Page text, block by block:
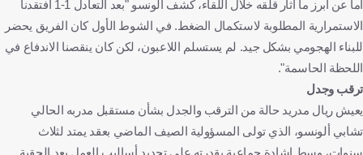
أما عن أبرز ما أثار قلقه خلال اللقاء، كشف ألونسو "بعد التعادل 1-1 افتقدنا
الاستمرارية المطلوبة لاستكمال الضغط. في الشوط الأول كان الفريق يحضر
للبناء الهجومي بشكل جيد. لم يستسلم اللاعبون، لكن كان ينقصنا الاندفاع في
اللحظة الحاسمة".
ترقب وجدل
يعيش ريال مدريد حالة من الترقب والجدل بشأن مستقبل مدربه الحالي
تشابي ألونسو، الذي تولى المسؤولية الصيف الماضي بعقد يمتد لثلاث
سنوات، وسط إشادة جماعية بقدرته على تجديد أساليب العمل بعد الحقبة